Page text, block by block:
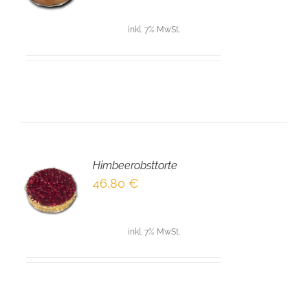
inkl. 7% MwSt.
Himbeerobsttorte
46,80 €
inkl. 7% MwSt.